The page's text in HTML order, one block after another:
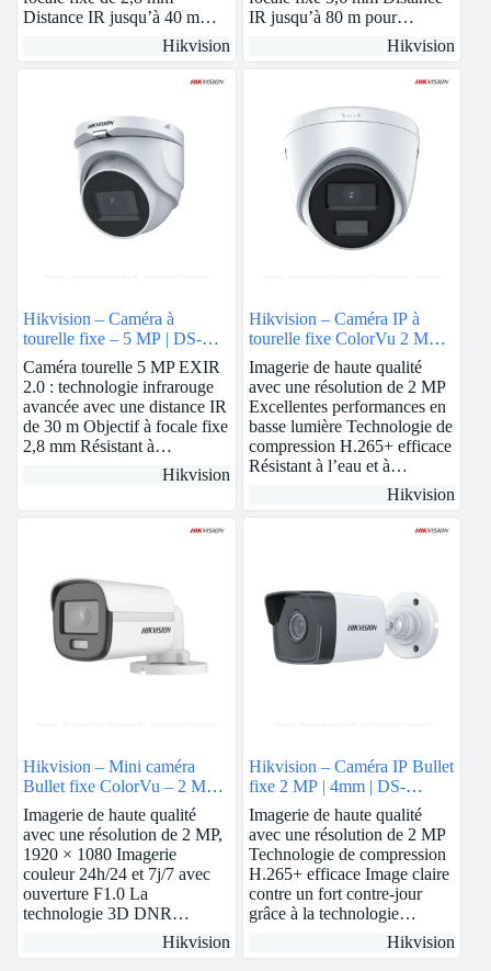
Distance IR jusqu’à 40 m…
Hikvision
IR jusqu’à 80 m pour…
Hikvision
Hikvision – Caméra à
tourelle fixe – 5 MP | DS-
76H0T-ITMF
Caméra tourelle 5 MP EXIR
2.0 : technologie infrarouge
avancée avec une distance IR
de 30 m Objectif à focale fixe
2,8 mm Résistant à…
Hikvision
Hikvision – Caméra IP à
tourelle fixe ColorVu 2 MP |
2.8mm | DS-2CD1327G0-L
Imagerie de haute qualité
avec une résolution de 2 MP
Excellentes performances en
basse lumière Technologie de
compression H.265+ efficace
Résistant à l’eau et à…
Hikvision
Hikvision – Mini caméra
Bullet fixe ColorVu – 2 MP |
DS-2CE10DF0T-F
Imagerie de haute qualité
avec une résolution de 2 MP,
1920 × 1080 Imagerie
couleur 24h/24 et 7j/7 avec
ouverture F1.0 La
technologie 3D DNR…
Hikvision
Hikvision – Caméra IP Bullet
fixe 2 MP | 4mm | DS-
2CD1023G0E-I
Imagerie de haute qualité
avec une résolution de 2 MP
Technologie de compression
H.265+ efficace Image claire
contre un fort contre-jour
grâce à la technologie…
Hikvision